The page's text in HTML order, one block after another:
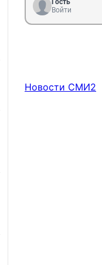
Гость
Войти
Новости СМИ2